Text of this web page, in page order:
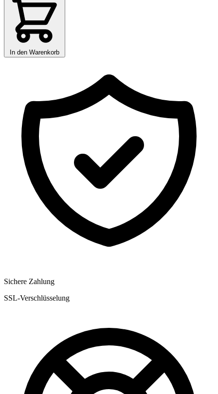
In den Warenkorb
Sichere Zahlung
SSL-Verschlüsselung